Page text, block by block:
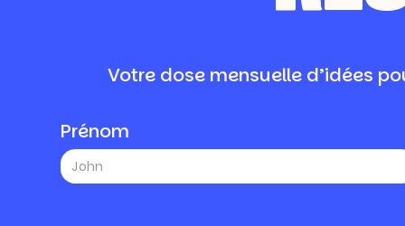
Votre dose mensuelle d’idées
Prénom